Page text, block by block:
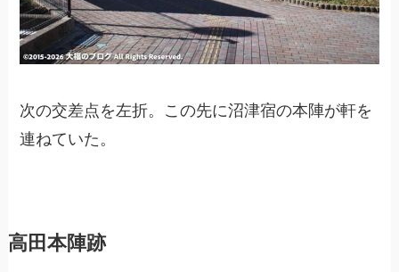
次の交差点を左折。この先に沼津宿の本陣が軒を
連ねていた。
高田本陣跡